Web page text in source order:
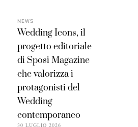
NEWS
Wedding Icons, il
progetto editoriale
di Sposi Magazine
che valorizza i
protagonisti del
Wedding
contemporaneo
30 LUGLIO 2026